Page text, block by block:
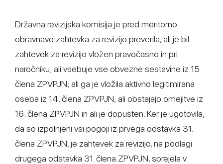
Državna revizijska komisija je pred meritorno
obravnavo zahtevka za revizijo preverila, ali je bil
zahtevek za revizijo vložen pravočasno in pri
naročniku; ali vsebuje vse obvezne sestavine iz 15.
člena ZPVPJN; ali ga je vložila aktivno legitimirana
oseba iz 14. člena ZPVPJN; ali obstajajo omejitve iz
16. člena ZPVPJN in ali je dopusten. Ker je ugotovila,
da so izpolnjeni vsi pogoji iz prvega odstavka 31.
člena ZPVPJN, je zahtevek za revizijo, na podlagi
drugega odstavka 31. člena ZPVPJN, sprejela v